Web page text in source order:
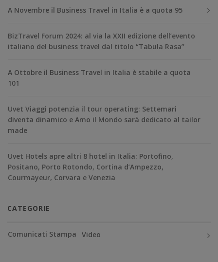
A Novembre il Business Travel in Italia è a quota 95
BizTravel Forum 2024: al via la XXII edizione dell’evento
italiano del business travel dal titolo “Tabula Rasa”
A Ottobre il Business Travel in Italia è stabile a quota
101
Uvet Viaggi potenzia il tour operating: Settemari
diventa dinamico e Amo il Mondo sarà dedicato al tailor
made
Uvet Hotels apre altri 8 hotel in Italia: Portofino,
Positano, Porto Rotondo, Cortina d’Ampezzo,
Courmayeur, Corvara e Venezia
CATEGORIE
Comunicati Stampa Video